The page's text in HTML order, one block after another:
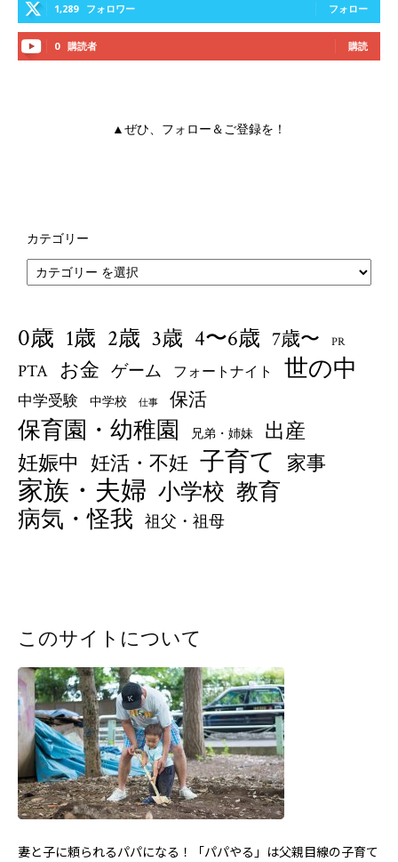
1,289 フォロワー フォロー
0 購読者 購読
▲ぜひ、フォロー＆ご登録を！
カテゴリー
0歳 1歳 2歳 3歳 4〜6歳 7歳〜 PR
PTA お金 ゲーム フォートナイト 世の中
中学受験 中学校 仕事 保活
保育園・幼稚園 兄弟・姉妹 出産
妊娠中 妊活・不妊 子育て 家事
家族・夫婦 小学校 教育
病気・怪我 祖父・祖母
このサイトについて
妻と子に頼られるパパになる！「パパやる」は父親目線の子育て